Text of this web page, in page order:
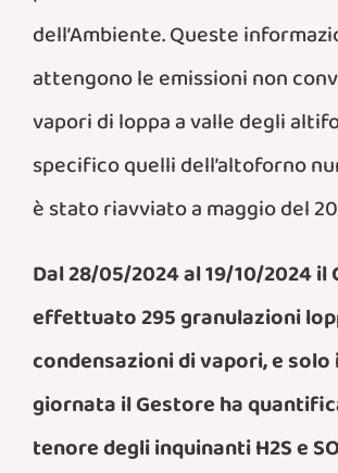
dell’Ambiente. Queste
attengono le emissioni non
vapori di loppa a valle degli
specifico quelli dell’altoforno
è stato riavviato a maggio del
Dal 28/05/2024 al 19/10/2024
effettuato 295 granulazioni
condensazioni di vapori, e solo
giornata il Gestore ha
tenore degli inquinanti H2S e